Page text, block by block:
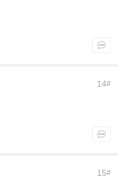
14#
15#